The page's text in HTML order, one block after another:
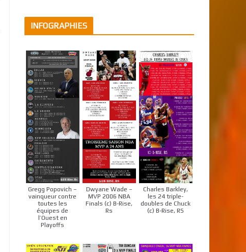
INFOGRAPHIES
Gregg Popovich –
vainqueur contre
toutes les
équipes de
l’Ouest en
Playoffs
Dwyane Wade –
MVP 2006 NBA
Finals (c) B-Rise,
Rs
Charles Barkley,
les 24 triple-
doubles de Chuck
(c) B-Rise, RS